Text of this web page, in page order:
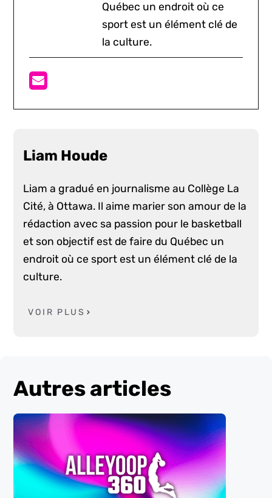
Québec un endroit où ce
sport est un élément clé de
la culture.
Liam Houde
Liam a gradué en journalisme au Collège La
Cité, à Ottawa. Il aime marier son amour de la
rédaction avec sa passion pour le basketball
et son objectif est de faire du Québec un
endroit où ce sport est un élément clé de la
culture.
VOIR PLUS
Autres articles